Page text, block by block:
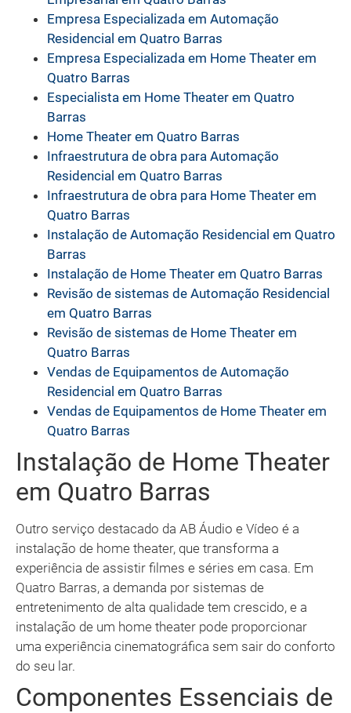
Empresa Especializada em Automação
Residencial em Quatro Barras
Empresa Especializada em Home Theater em
Quatro Barras
Especialista em Home Theater em Quatro
Barras
Home Theater em Quatro Barras
Infraestrutura de obra para Automação
Residencial em Quatro Barras
Infraestrutura de obra para Home Theater em
Quatro Barras
Instalação de Automação Residencial em Quatro
Barras
Instalação de Home Theater em Quatro Barras
Revisão de sistemas de Automação Residencial
em Quatro Barras
Revisão de sistemas de Home Theater em
Quatro Barras
Vendas de Equipamentos de Automação
Residencial em Quatro Barras
Vendas de Equipamentos de Home Theater em
Quatro Barras
Instalação de Home Theater
em Quatro Barras
Outro serviço destacado da AB Áudio e Vídeo é a
instalação de home theater, que transforma a
experiência de assistir filmes e séries em casa. Em
Quatro Barras, a demanda por sistemas de
entretenimento de alta qualidade tem crescido, e a
instalação de um home theater pode proporcionar
uma experiência cinematográfica sem sair do conforto
do seu lar.
Componentes Essenciais de